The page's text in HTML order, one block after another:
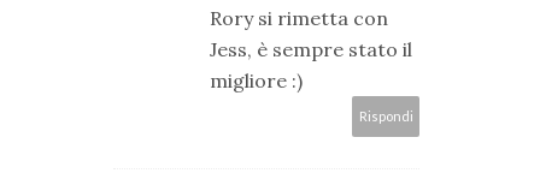
Rory si rimetta con
Jess, è sempre stato il
migliore :)
Rispondi